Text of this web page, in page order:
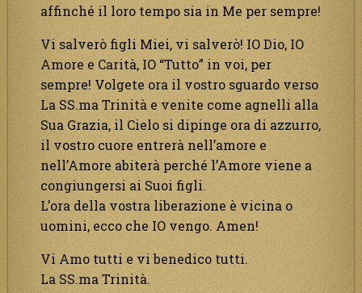
affinché il loro tempo sia in Me per sempre!
Vi salverò figli Miei, vi salverò! IO Dio, IO
Amore e Carità, IO “Tutto” in voi, per
sempre! Volgete ora il vostro sguardo verso
La SS.ma Trinità e venite come agnelli alla
Sua Grazia, il Cielo si dipinge ora di azzurro,
il vostro cuore entrerà nell’amore e
nell’Amore abiterà perché l’Amore viene a
congiungersi ai Suoi figli.
L’ora della vostra liberazione è vicina o
uomini, ecco che IO vengo. Amen!
Vi Amo tutti e vi benedico tutti.
La SS.ma Trinità.